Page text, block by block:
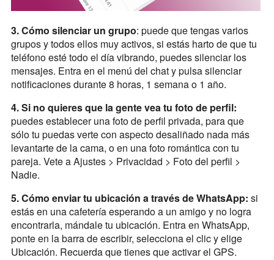
3. Cómo silenciar un grupo: puede que tengas varios
grupos y todos ellos muy activos, si estás harto de que tu
teléfono esté todo el día vibrando, puedes silenciar los
mensajes. Entra en el menú del chat y pulsa silenciar
notificaciones durante 8 horas, 1 semana o 1 año.
4. Si no quieres que la gente vea tu foto de perfil:
puedes establecer una foto de perfil privada, para que
sólo tu puedas verte con aspecto desaliñado nada más
levantarte de la cama, o en una foto romántica con tu
pareja. Vete a Ajustes > Privacidad > Foto del perfil >
Nadie.
5. Cómo enviar tu ubicación a través de WhatsApp: si
estás en una cafetería esperando a un amigo y no logra
encontrarla, mándale tu ubicación. Entra en WhatsApp,
ponte en la barra de escribir, selecciona el clic y elige
Ubicación. Recuerda que tienes que activar el GPS.